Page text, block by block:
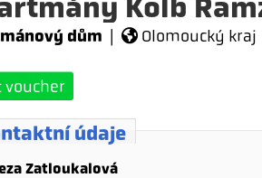
dům Olomoucký
voucher
údaje
Zatloukalová